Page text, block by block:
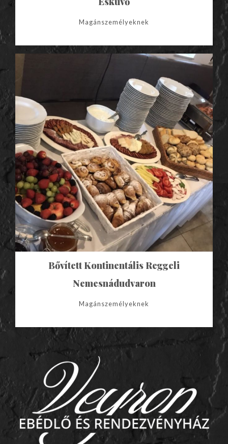
Magánszemélyeknek
Bővített Kontinentális Reggeli
Nemesnádudvaron
Magánszemélyeknek